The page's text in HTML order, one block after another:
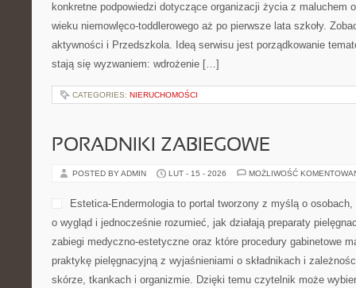
konkretne podpowiedzi dotyczące organizacji życia z maluchem
wieku niemowlęco-toddlerowego aż po pierwsze lata szkoły.
aktywności i Przedszkola. Ideą serwisu jest porządkowanie
stają się wyzwaniem: wdrożenie […]
CATEGORIES: NIERUCHOMOŚCI
PORADNIKI ZABIEGOWE
POSTED BY ADMIN LUT - 15 - 2026 MOŻLIWOŚĆ
Estetica-Endermologia to portal tworzony z myślą o
o wygląd i jednocześnie rozumieć, jak działają preparaty
zabiegi medyczno-estetyczne oraz które procedury gabinetowe
praktykę pielęgnacyjną z wyjaśnieniami o składnikach i
skórze, tkankach i organizmie. Dzięki temu czytelnik może